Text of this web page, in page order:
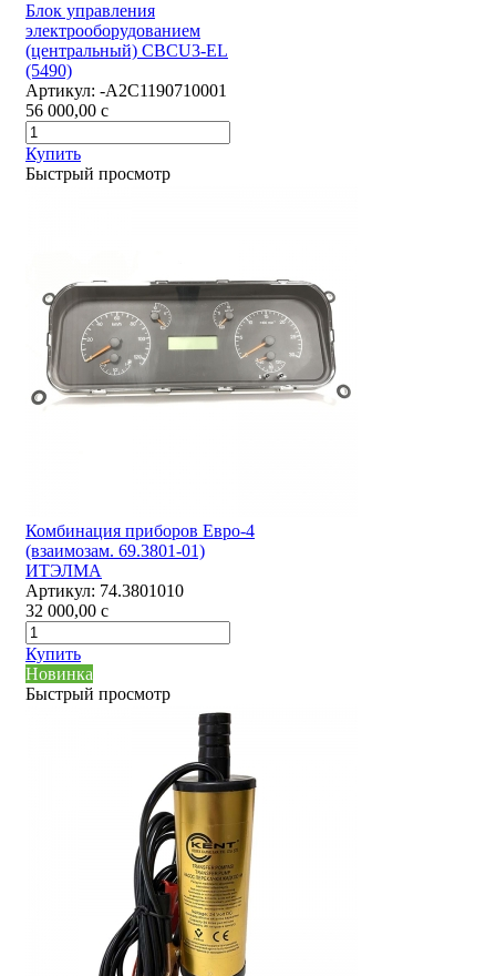
Блок управления
электрооборудованием
(центральный) CBCU3-EL
(5490)
Артикул: -А2С1190710001
56 000,00 c
Купить
Быстрый просмотр
Комбинация приборов Евро-4
(взаимозам. 69.3801-01)
ИТЭЛМА
Артикул: 74.3801010
32 000,00 c
Купить
Новинка
Быстрый просмотр